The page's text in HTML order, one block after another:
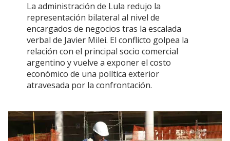
La administración de Lula redujo la
representación bilateral al nivel de
encargados de negocios tras la escalada
verbal de Javier Milei. El conflicto golpea la
relación con el principal socio comercial
argentino y vuelve a exponer el costo
económico de una política exterior
atravesada por la confrontación.